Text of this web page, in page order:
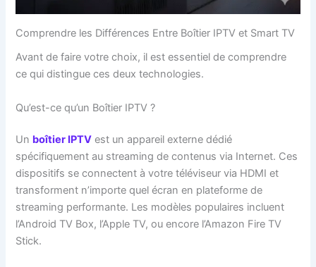
Comprendre les Différences Entre Boîtier IPTV et Smart TV
Avant de faire votre choix, il est essentiel de comprendre
ce qui distingue ces deux technologies.
Qu’est-ce qu’un Boîtier IPTV ?
Un boîtier IPTV est un appareil externe dédié
spécifiquement au streaming de contenus via Internet. Ces
dispositifs se connectent à votre téléviseur via HDMI et
transforment n’importe quel écran en plateforme de
streaming performante. Les modèles populaires incluent
l’Android TV Box, l’Apple TV, ou encore l’Amazon Fire TV
Stick.